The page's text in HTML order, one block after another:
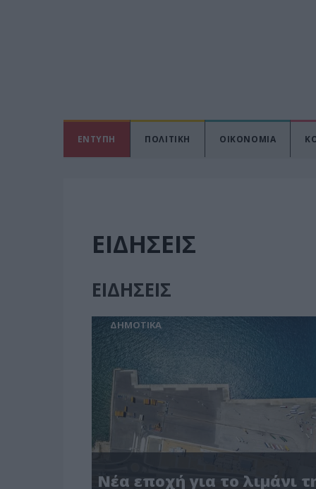
ΕΝΤΥΠΗ ΠΟΛΙΤΙΚΗ ΟΙΚΟΝΟΜΙΑ
ΕΙΔΗΣΕΙΣ
ΕΙΔΗΣΕΙΣ
ΔΗΜΟΤΙΚΑ
Νέα εποχή για το λιμάνι